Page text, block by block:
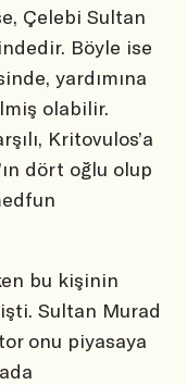
Çelebi Sultan
Böyle ise
yardımına
olabilir.
Kritovulos’a
dört oğlu olup
bu kişinin
Sultan Murad
onu piyasaya